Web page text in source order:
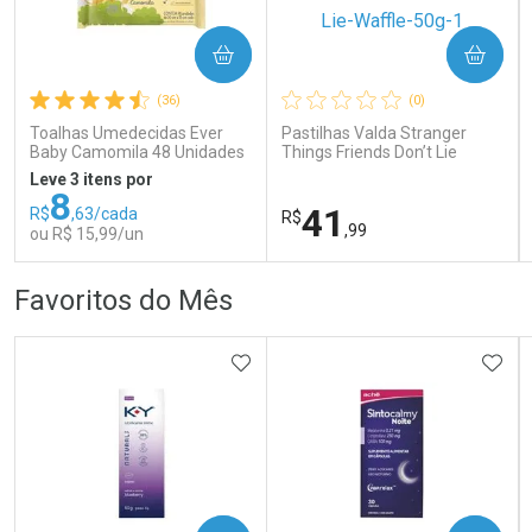
Comprar sem Desconto
Por R$ 159,59/cada
Comprar sem Desconto
Por R$ 159,59/cada
Comprar sem Desconto
Por R$ 139,90/cada
Comprar sem Desconto
Por R$ 139,90/cada
(36)
Toalhas Umedecidas Ever
Baby Camomila 48 Unidades
Leve 3 itens por
R$8,63/cada
ou R$ 15,99/un
COMPRAR
(0)
Pastilhas Valda Stranger
Things Friends Don’t Lie
R$41 ,99
COMPRAR
Favoritos do Mês
ADICIONAR AOS FAVORITOS